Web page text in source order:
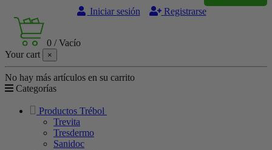
Iniciar sesión
Registrarse
0 /Vacío
Your cart
×
No hay más artículos en su carrito
Categorías
Productos Trébol
Trevita
Tresdermo
Sanidoc